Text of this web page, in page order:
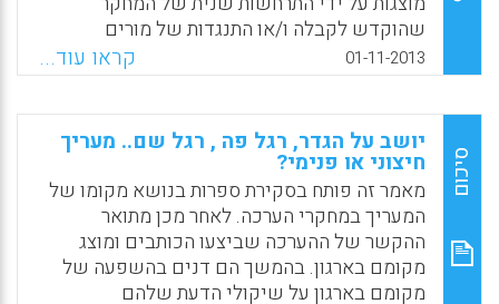
שהוקדש לקבלה ו/או התנגדות של מורים
(גרמניים) כנגד המדיניות של מתן דין וחשבון
המבוסס על סטנדרטים. תוצאות אלה מדגימות
שהרוב בקרב המורים מתעלם, מפרש שלא
כהלכה, משתמש שלא כהלכה במידע על משוב
ממבחני ביצוע מבוססי סטנדרטים המכוונים
להתפתחות מונעת נתונים של הוראה בכיתה
(Ewald Terhart, 2013).
WhatsApp
Facebook
Email
X
01-11-2013 קראו עוד...
סיכום
יושב על הגדר, רגל פה , רגל שם.. מעריך
חיצוני או פנימי?
מאמר זה פותח בסקירת ספרות בנושא מקומו של
המעריך במחקרי הערכה. לאחר מכן מתואר
ההקשר של ההערכה שביצעו הכותבים ומוצג
מקומם בארגון. בהמשך הם דנים בהשפעה של
מקומם בארגון על שיקולי הדעת שלהם